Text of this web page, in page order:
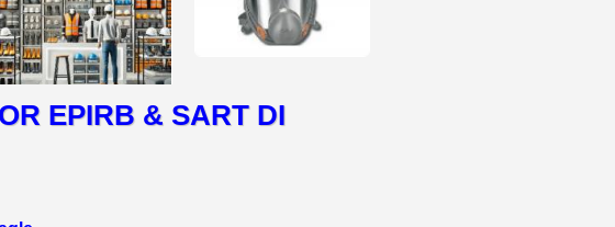
EPIRB & SART DI